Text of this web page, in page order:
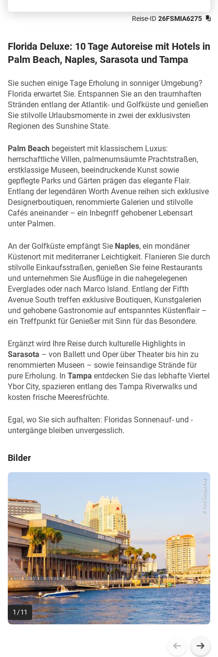
Reise-ID 26FSMIA6275
Florida Deluxe: 10 Tage Autoreise mit Hotels in
Palm Beach, Naples, Sarasota und Tampa
Sie suchen einige Tage Erholung in sonniger Umgebung?
Florida erwartet Sie. Entspannen Sie an den traumhaften
Stränden entlang der Atlantik- und Golfküste und genießen
Sie stilvolle Urlaubsmomente in zwei der exklusivsten
Regionen des Sunshine State.
Palm Beach begeistert mit klassischem Luxus:
herrschaftliche Villen, palmenumsäumte Prachtstraßen,
erstklassige Museen, beeindruckende Kunst sowie
gepflegte Parks und Gärten prägen das elegante Flair.
Entlang der legendären Worth Avenue reihen sich exklusive
Designerboutiquen, renommierte Galerien und stilvolle
Cafés aneinander – ein Inbegriff gehobener Lebensart
unter Palmen.
An der Golfküste empfängt Sie Naples, ein mondäner
Küstenort mit mediterraner Leichtigkeit. Flanieren Sie durch
stilvolle Einkaufsstraßen, genießen Sie feine Restaurants
und unternehmen Sie Ausflüge in die nahegelegenen
Everglades oder nach Marco Island. Entlang der Fifth
Avenue South treffen exklusive Boutiquen, Kunstgalerien
und gehobene Gastronomie auf entspanntes Küstenflair –
ein Treffpunkt für Genießer mit Sinn für das Besondere.
Ergänzt wird Ihre Reise durch kulturelle Highlights in
Sarasota – von Ballett und Oper über Theater bis hin zu
renommierten Museen – sowie feinsandige Strände für
pure Erholung. In Tampa entdecken Sie das lebhafte Viertel
Ybor City, spazieren entlang des Tampa Riverwalks und
kosten frische Meeresfrüchte.
Egal, wo Sie sich aufhalten: Floridas Sonnenauf- und -
untergänge bleiben unvergesslich.
Bilder
© Visit Tampa Bay
1 /11